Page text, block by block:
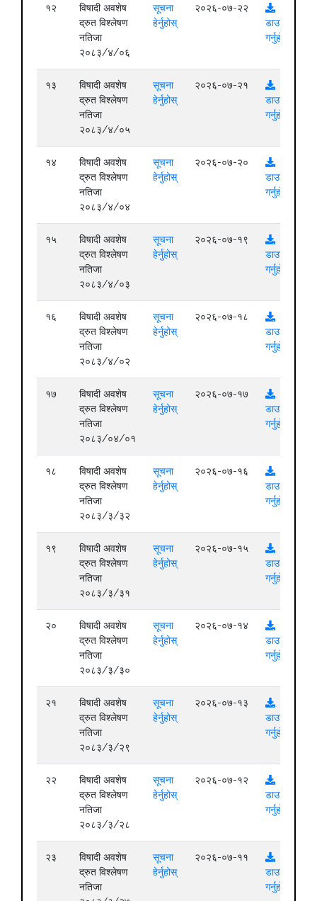
१२
विषादी अवशेष
द्रुत विश्लेषण
नतिजा
२०८३/४/०६
सूचना
हेर्नुहोस्
२०२६-०७-२२
डाउनलोड
गर्नुहोस्
१३
विषादी अवशेष
द्रुत विश्लेषण
नतिजा
२०८३/४/०५
सूचना
हेर्नुहोस्
२०२६-०७-२१
डाउनलोड
गर्नुहोस्
१४
विषादी अवशेष
द्रुत विश्लेषण
नतिजा
२०८३/४/०४
सूचना
हेर्नुहोस्
२०२६-०७-२०
डाउनलोड
गर्नुहोस्
१५
विषादी अवशेष
द्रुत विश्लेषण
नतिजा
२०८३/४/०३
सूचना
हेर्नुहोस्
२०२६-०७-१९
डाउनलोड
गर्नुहोस्
१६
विषादी अवशेष
द्रुत विश्लेषण
नतिजा
२०८३/४/०२
सूचना
हेर्नुहोस्
२०२६-०७-१८
डाउनलोड
गर्नुहोस्
१७
विषादी अवशेष
द्रुत विश्लेषण
नतिजा
२०८३/०४/०१
सूचना
हेर्नुहोस्
२०२६-०७-१७
डाउनलोड
गर्नुहोस्
१८
विषादी अवशेष
द्रुत विश्लेषण
नतिजा
२०८३/३/३२
सूचना
हेर्नुहोस्
२०२६-०७-१६
डाउनलोड
गर्नुहोस्
१९
विषादी अवशेष
द्रुत विश्लेषण
नतिजा
२०८३/३/३१
सूचना
हेर्नुहोस्
२०२६-०७-१५
डाउनलोड
गर्नुहोस्
२०
विषादी अवशेष
द्रुत विश्लेषण
नतिजा
२०८३/३/३०
सूचना
हेर्नुहोस्
२०२६-०७-१४
डाउनलोड
गर्नुहोस्
२१
विषादी अवशेष
द्रुत विश्लेषण
नतिजा
२०८३/३/२९
सूचना
हेर्नुहोस्
२०२६-०७-१३
डाउनलोड
गर्नुहोस्
२२
विषादी अवशेष
द्रुत विश्लेषण
नतिजा
२०८३/३/२८
सूचना
हेर्नुहोस्
२०२६-०७-१२
डाउनलोड
गर्नुहोस्
२३
विषादी अवशेष
द्रुत विश्लेषण
नतिजा
सूचना
हेर्नुहोस्
२०२६-०७-११
डाउनलोड
गर्नुहोस्